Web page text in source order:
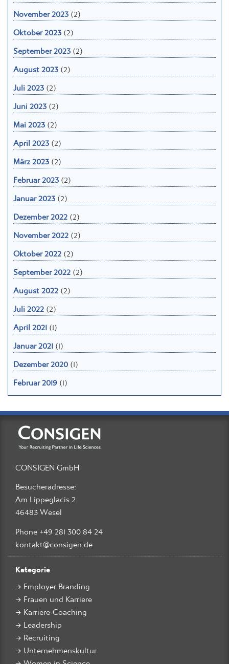
November 2023(2)
Oktober 2023(2)
September 2023(2)
August 2023(2)
Juli 2023(2)
Juni 2023(2)
Mai 2023(2)
April 2023(2)
März 2023(2)
Februar 2023(2)
Januar 2023(2)
Dezember 2022(2)
November 2022(2)
Oktober 2022(2)
September 2022(2)
August 2022(2)
Juli 2022(2)
April 2021(1)
Januar 2021(1)
Dezember 2020(1)
Februar 2019(1)
CONSIGEN GmbH
Besucheradresse:
Am Lippeglacis 2
46483 Wesel
Phone +49 281 300 84 24
kontakt@consigen.de
Kategorie
Employer Branding
Frauen und Karriere
Karriere-Coaching
Leadership
Recruiting
Unternehmenskultur
Women in Science